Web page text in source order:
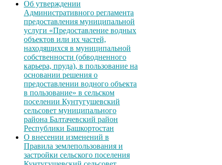
Об утверждении
Административного регламента
предоставления муниципальной
услуги «Предоставление водных
объектов или их частей,
находящихся в муниципальной
собственности (обводненного
карьера, пруда), в пользование на
основании решения о
предоставлении водного объекта
в пользование» в сельском
поселении Кунтугушевский
сельсовет муниципального
района Балтачевский район
Республики Башкортостан
О внесении изменений в
Правила землепользования и
застройки сельского поселения